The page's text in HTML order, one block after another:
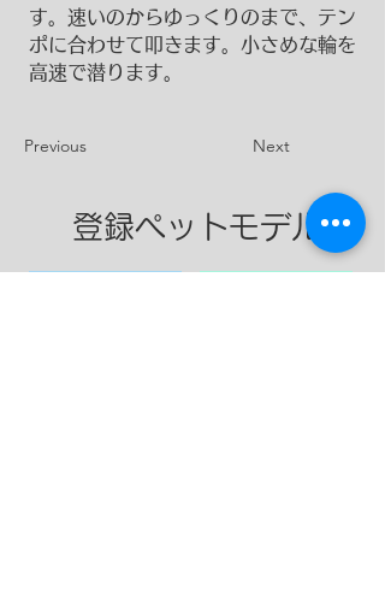
す。速いのからゆっくりのまで、テン
ポに合わせて叩きます。小さめな輪を
高速で潜ります。
Previous Next
登録ペットモデル